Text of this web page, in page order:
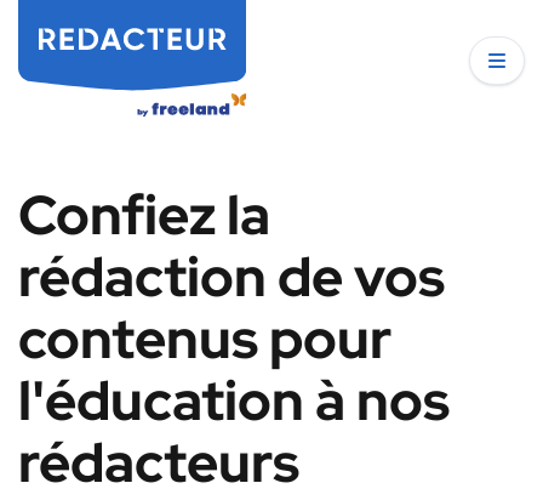
Confiez la
rédaction de vos
contenus pour
l'éducation à nos
rédacteurs